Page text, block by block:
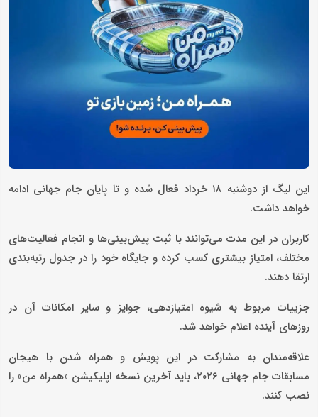
این لیگ از دوشنبه ۱۸ خرداد فعال شده و تا پایان جام جهانی ادامه
خواهد داشت.
کاربران در این مدت می‌توانند با ثبت پیش‌بینی‌ها و انجام فعالیت‌های
مختلف، امتیاز بیشتری کسب کرده و جایگاه خود را در جدول رتبه‌بندی
ارتقا دهند.
جزییات مربوط به شیوه امتیازدهی، جوایز و سایر امکانات آن در
روزهای آینده اعلام خواهد شد.
علاقه‌مندان به مشارکت در این پویش و همراه شدن با هیجان
مسابقات جام جهانی ۲۰۲۶، باید آخرین نسخه اپلیکیشن «همراه من» را
نصب کنند.